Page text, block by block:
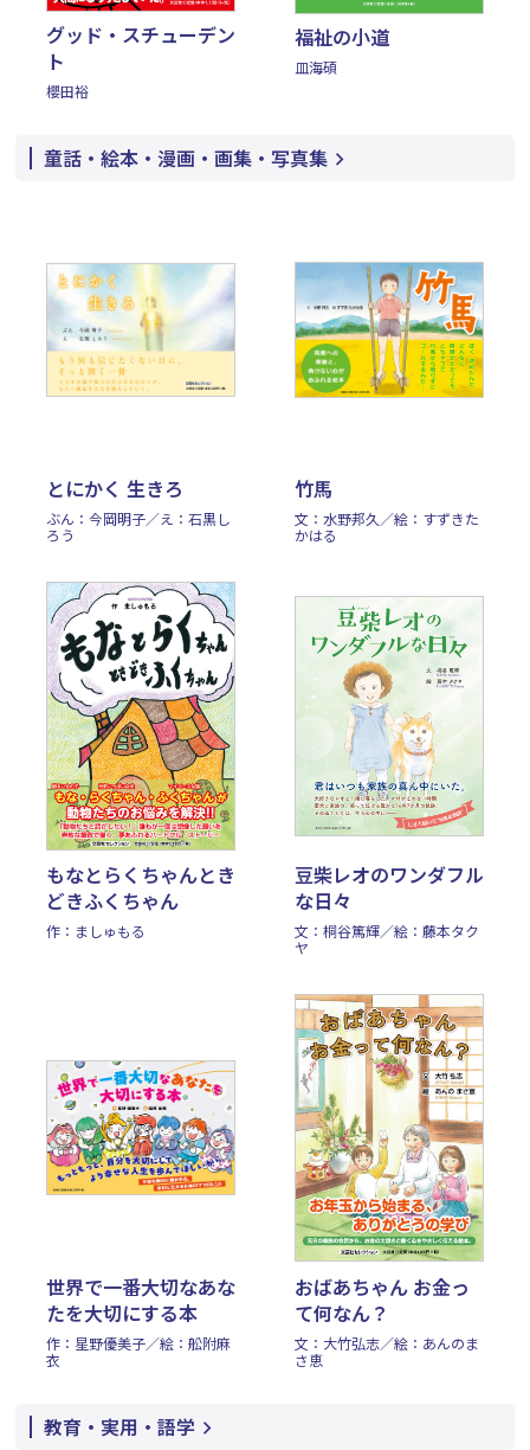
グッド・スチューデン
ト
櫻田裕
福祉の小道
皿海碩
童話・絵本・漫画・画集・写真集
とにかく 生きろ
ぶん：今岡明子／え：石黒し
ろう
竹馬
文：水野邦久／絵：すずきた
かはる
もなとらくちゃんとき
どきふくちゃん
作：ましゅもる
豆柴レオのワンダフル
な日々
文：桐谷篤輝／絵：藤本タク
ヤ
世界で一番大切なあな
たを大切にする本
作：星野優美子／絵：舩附麻
衣
おばあちゃん お金っ
て何なん？
文：大竹弘志／絵：あんのま
さ恵
教育・実用・語学